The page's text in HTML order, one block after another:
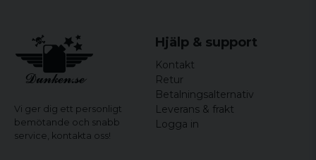
Vi ger dig ett personligt
bemötande och snabb
service, kontakta oss!
Hjälp & support
Kontakt
Retur
Betalningsalternativ
Leverans & frakt
Logga in